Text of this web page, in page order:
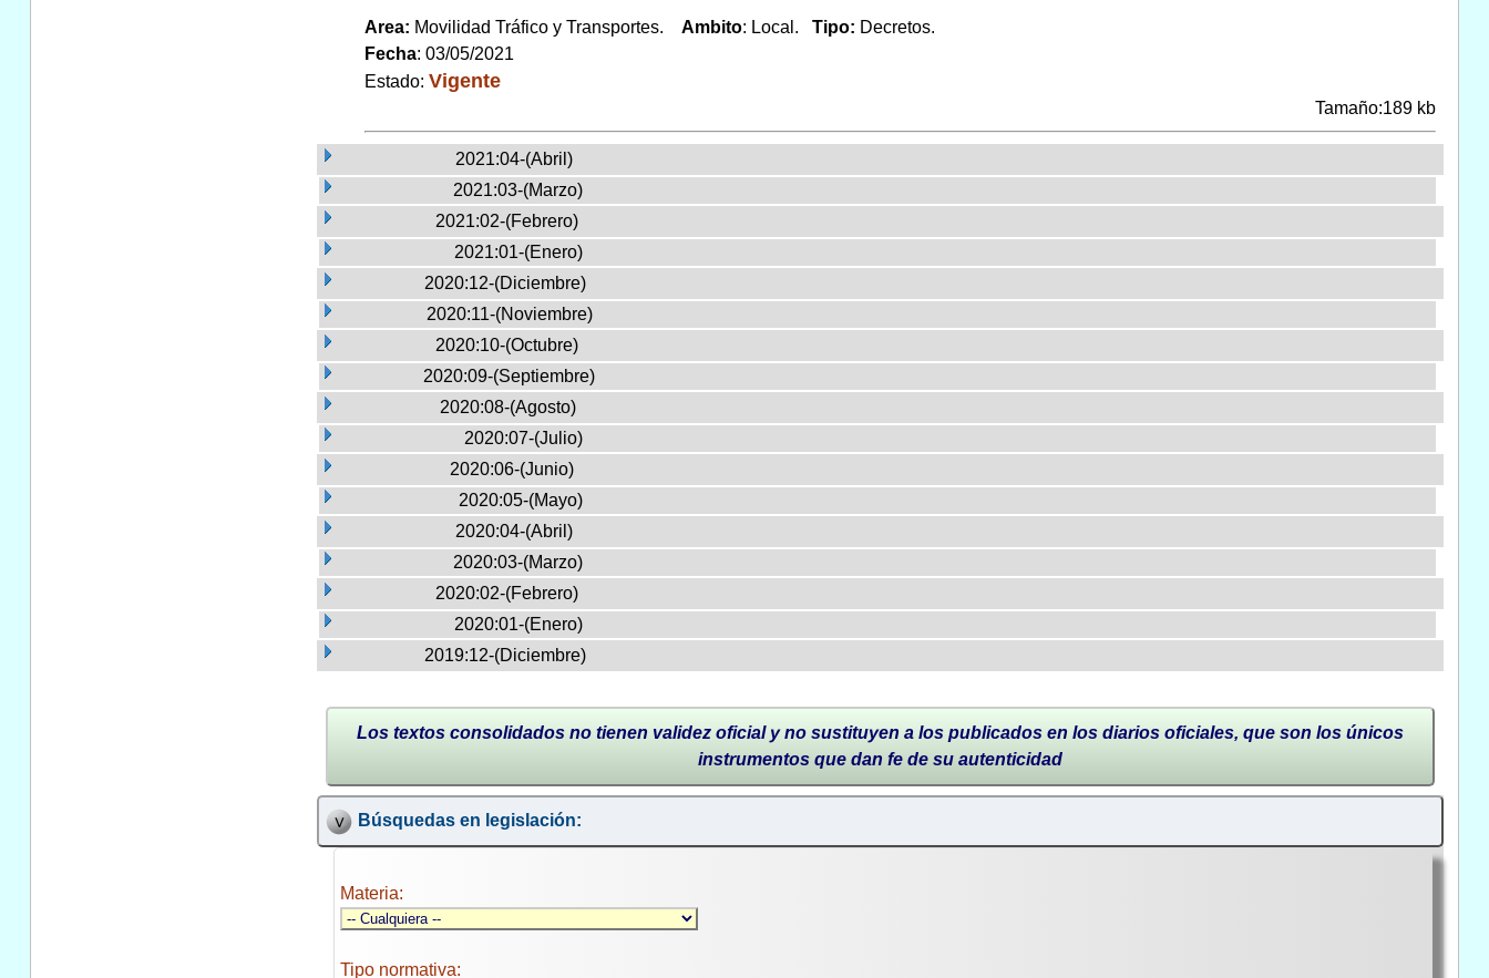
Area: Movilidad Tráfico y Transportes. Ambito: Local. Tipo: Decretos.
Fecha: 03/05/2021
Estado: Vigente
Tamaño:189 kb
2021:04-(Abril)
2021:03-(Marzo)
2021:02-(Febrero)
2021:01-(Enero)
2020:12-(Diciembre)
2020:11-(Noviembre)
2020:10-(Octubre)
2020:09-(Septiembre)
2020:08-(Agosto)
2020:07-(Julio)
2020:06-(Junio)
2020:05-(Mayo)
2020:04-(Abril)
2020:03-(Marzo)
2020:02-(Febrero)
2020:01-(Enero)
2019:12-(Diciembre)
Los textos consolidados no tienen validez oficial y no sustituyen a los publicados en los diarios oficiales, que son los únicos
instrumentos que dan fe de su autenticidad
Búsquedas en legislación:
Materia:
Tipo normativa: